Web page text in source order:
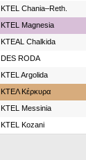
KTEL Chania–Reth.
ΚΤΕL Magnesia
KTEAL Chalkida
DES RODA
KTEL Argolida
ΚΤΕΛ Κέρκυρα
KTEL Messinia
ΚΤΕL Kozani